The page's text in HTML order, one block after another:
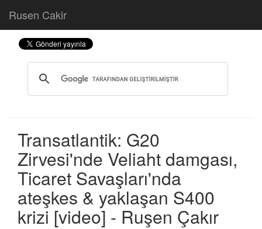
Rusen Cakir
Transatlantik: G20
Zirvesi'nde Veliaht damgası,
Ticaret Savaşları'nda
ateşkes & yaklaşan S400
krizi [video] - Ruşen Çakır